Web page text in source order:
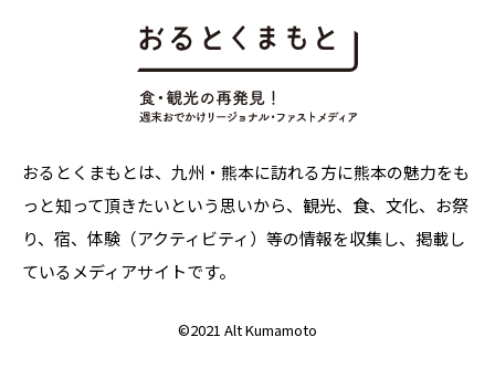
おるとくまもとは、九州・熊本に訪れる方に熊本の魅力をも
っと知って頂きたいという思いから、観光、食、文化、お祭
り、宿、体験（アクティビティ）等の情報を収集し、掲載し
ているメディアサイトです。
©2021 Alt Kumamoto